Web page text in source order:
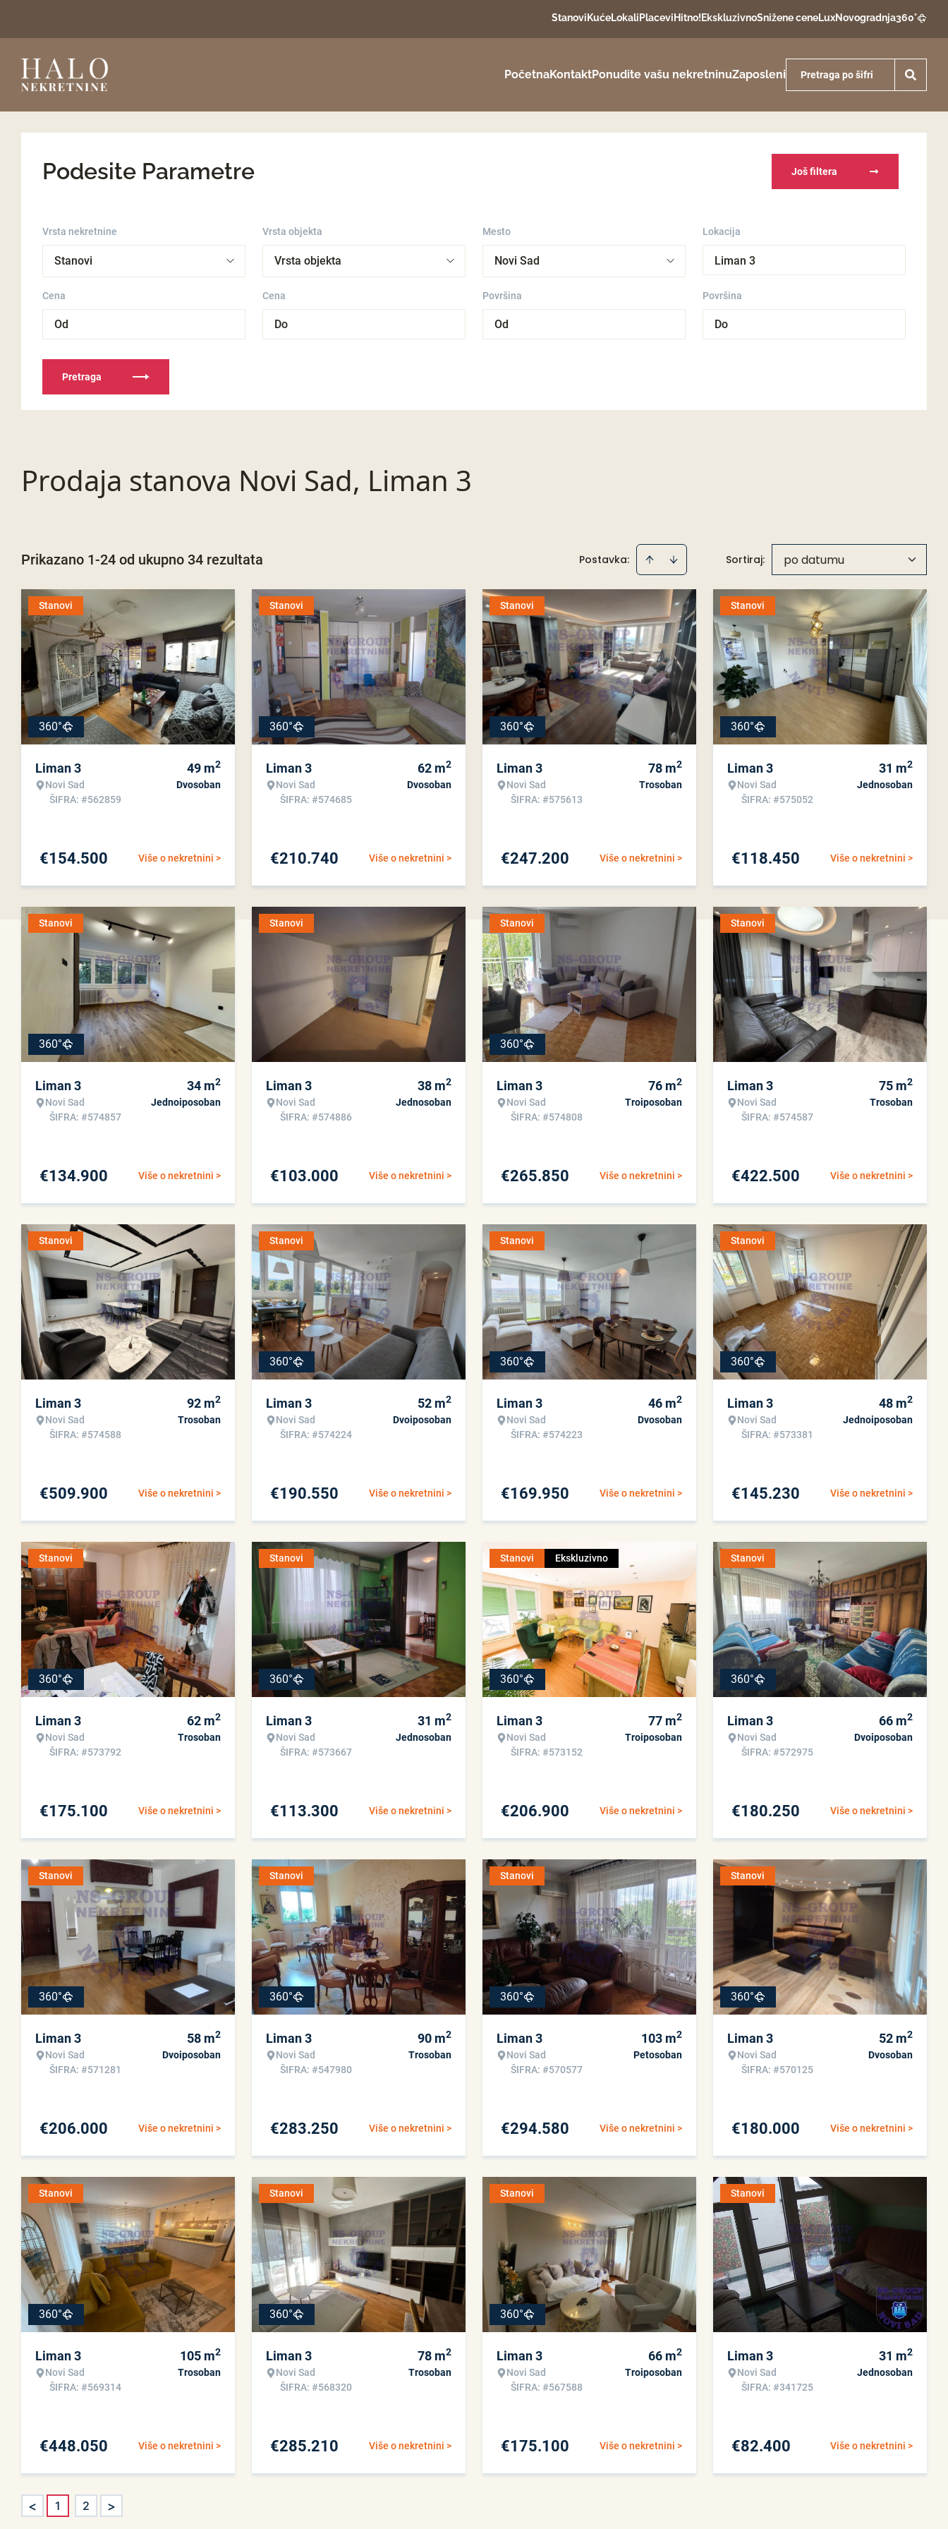
Stanovi KućeLokali Placevi Hitno! EkskluzivnoSnižene ceneLuxNovogradnja360°
PočetnaKontaktPonudite vašu nekretninuZaposleni
Podesite Parametre Još filtera
Vrsta nekretnine Vrsta objekta Mesto Lokacija
Liman 3
Cena Cena Površina Površina
Pretraga
Prodaja stanova Novi Sad, Liman 3
Prikazano 1-24 od ukupno 34 rezultata Postavka: Sortiraj: po datumu
Stanovi
360°
Liman 3
Novi Sad
ŠIFRA: #562859
49 m2
Dvosoban
Više o nekretnini >
€154.500
Stanovi
360°
Liman 3
Novi Sad
ŠIFRA: #574685
62 m2
Dvosoban
Više o nekretnini >
€210.740
Stanovi
360°
Liman 3
Novi Sad
ŠIFRA: #575613
78 m2
Trosoban
Više o nekretnini >
€247.200
Stanovi
360°
Liman 3
Novi Sad
ŠIFRA: #575052
31 m2
Jednosoban
Više o nekretnini >
€118.450
Stanovi
360°
Liman 3
Novi Sad
ŠIFRA: #574857
34 m2
Jednoiposoban
Više o nekretnini >
€134.900
Stanovi
Liman 3
Novi Sad
ŠIFRA: #574886
38 m2
Jednosoban
Više o nekretnini >
€103.000
Stanovi
360°
Liman 3
Novi Sad
ŠIFRA: #574808
76 m2
Troiposoban
Više o nekretnini >
€265.850
Stanovi
Liman 3
Novi Sad
ŠIFRA: #574587
75 m2
Trosoban
Više o nekretnini >
€422.500
Stanovi
Liman 3
Novi Sad
ŠIFRA: #574588
92 m2
Trosoban
Više o nekretnini >
€509.900
Stanovi
360°
Liman 3
Novi Sad
ŠIFRA: #574224
52 m2
Dvoiposoban
Više o nekretnini >
€190.550
Stanovi
360°
Liman 3
Novi Sad
ŠIFRA: #574223
46 m2
Dvosoban
Više o nekretnini >
€169.950
Stanovi
360°
Liman 3
Novi Sad
ŠIFRA: #573381
48 m2
Jednoiposoban
Više o nekretnini >
€145.230
Stanovi
360°
Liman 3
Novi Sad
ŠIFRA: #573792
62 m2
Trosoban
Više o nekretnini >
€175.100
Stanovi
360°
Liman 3
Novi Sad
ŠIFRA: #573667
31 m2
Jednosoban
Više o nekretnini >
€113.300
Stanovi Ekskluzivno
360°
Liman 3
Novi Sad
ŠIFRA: #573152
77 m2
Troiposoban
Više o nekretnini >
€206.900
Stanovi
360°
Liman 3
Novi Sad
ŠIFRA: #572975
66 m2
Dvoiposoban
Više o nekretnini >
€180.250
Stanovi
360°
Liman 3
Novi Sad
ŠIFRA: #571281
58 m2
Dvoiposoban
Više o nekretnini >
€206.000
Stanovi
360°
Liman 3
Novi Sad
ŠIFRA: #547980
90 m2
Trosoban
Više o nekretnini >
€283.250
Stanovi
360°
Liman 3
Novi Sad
ŠIFRA: #570577
103 m2
Petosoban
Više o nekretnini >
€294.580
Stanovi
360°
Liman 3
Novi Sad
ŠIFRA: #570125
52 m2
Dvosoban
Više o nekretnini >
€180.000
Stanovi
360°
Liman 3
Novi Sad
ŠIFRA: #569314
105 m2
Trosoban
Više o nekretnini >
€448.050
Stanovi
360°
Liman 3
Novi Sad
ŠIFRA: #568320
78 m2
Trosoban
Više o nekretnini >
€285.210
Stanovi
360°
Liman 3
Novi Sad
ŠIFRA: #567588
66 m2
Troiposoban
Više o nekretnini >
€175.100
Stanovi
Liman 3
Novi Sad
ŠIFRA: #341725
31 m2
Jednosoban
Više o nekretnini >
€82.400
< 1 2 >